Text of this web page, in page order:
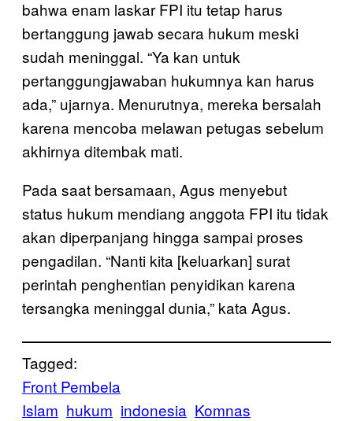
bahwa enam laskar FPI itu tetap harus
bertanggung jawab secara hukum meski
sudah meninggal. “Ya kan untuk
pertanggungjawaban hukumnya kan harus
ada,” ujarnya. Menurutnya, mereka bersalah
karena mencoba melawan petugas sebelum
akhirnya ditembak mati.
Pada saat bersamaan, Agus menyebut
status hukum mendiang anggota FPI itu tidak
akan diperpanjang hingga sampai proses
pengadilan. “Nanti kita [keluarkan] surat
perintah penghentian penyidikan karena
tersangka meninggal dunia,” kata Agus.
Tagged:
Front Pembela
Islam hukum indonesia Komnas